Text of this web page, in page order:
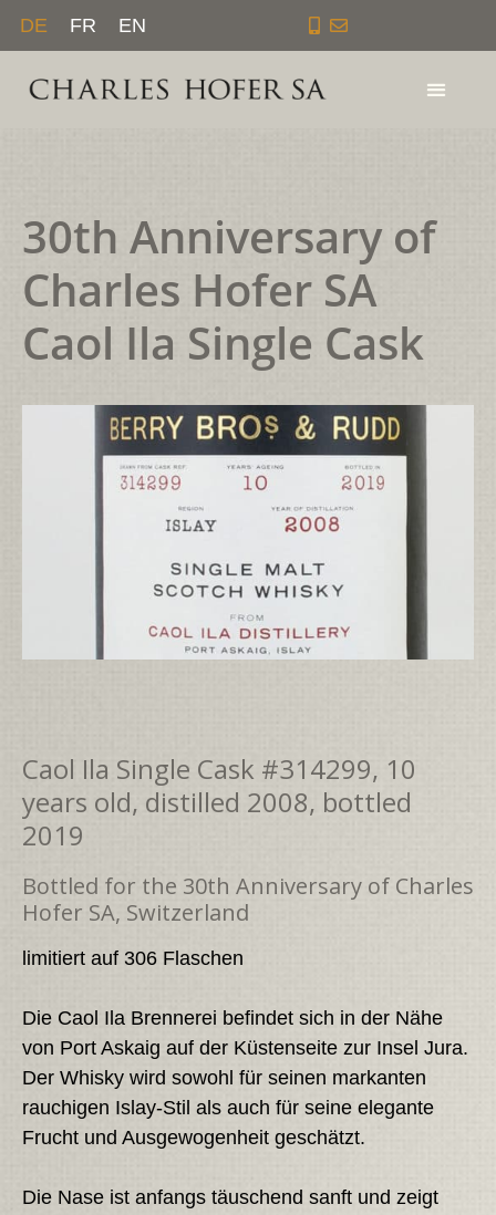
Zum
springen
DE FR EN
30th Anniversary of
Charles Hofer SA
Caol Ila Single Cask
Caol Ila Single Cask #314299, 10
years old, distilled 2008, bottled
2019
Bottled for the 30th Anniversary of Charles
Hofer SA, Switzerland
limitiert auf 306 Flaschen
Die Caol Ila Brennerei befindet sich in der Nähe
von Port Askaig auf der Küstenseite zur Insel Jura.
Der Whisky wird sowohl für seinen markanten
rauchigen Islay-Stil als auch für seine elegante
Frucht und Ausgewogenheit geschätzt.
Die Nase ist anfangs täuschend sanft und zeigt